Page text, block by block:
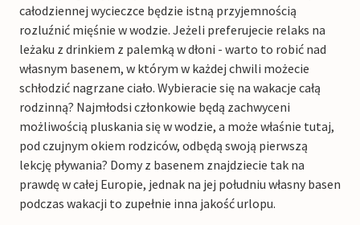
całodziennej wycieczce będzie istną przyjemnością
rozluźnić mięśnie w wodzie. Jeżeli preferujecie relaks na
leżaku z drinkiem z palemką w dłoni - warto to robić nad
własnym basenem, w którym w każdej chwili możecie
schłodzić nagrzane ciało. Wybieracie się na wakacje całą
rodzinną? Najmłodsi członkowie będą zachwyceni
możliwością pluskania się w wodzie, a może właśnie tutaj,
pod czujnym okiem rodziców, odbędą swoją pierwszą
lekcję pływania? Domy z basenem znajdziecie tak na
prawdę w całej Europie, jednak na jej południu własny basen
podczas wakacji to zupełnie inna jakość urlopu.